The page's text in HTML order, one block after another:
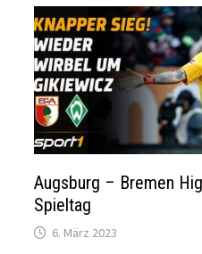
Augsburg – Bremen
Spieltag
6. März 2023